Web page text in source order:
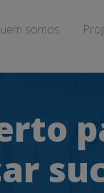
somos